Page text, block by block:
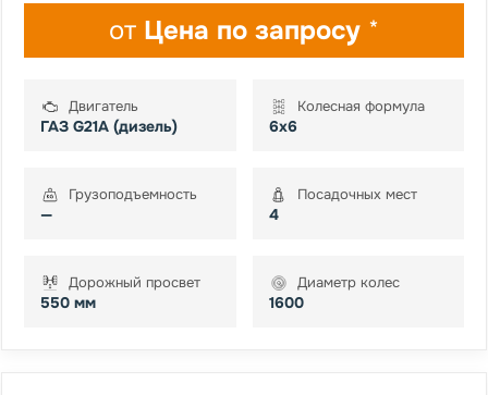
от Цена по запросу *
Двигатель
ГАЗ G21A (дизель)
Колесная формула
6х6
Грузоподъемность
—
Посадочных мест
4
Дорожный просвет
550 мм
Диаметр колес
1600